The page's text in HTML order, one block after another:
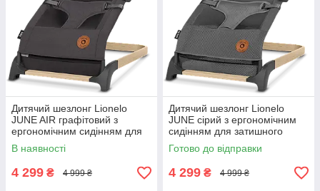
Дитячий шезлонг Lionelo
JUNE AIR графітовий з
ергономічним сидінням для
спокійного відпочинку та
заколисування малюка
В наявності
4 299 ₴ 4 999 ₴
Дитячий шезлонг Lionelo
JUNE сірий з ергономічним
сидінням для затишного
відпочинку та заколисування
немовляти вдома
Готово до відправки
4 299 ₴ 4 999 ₴